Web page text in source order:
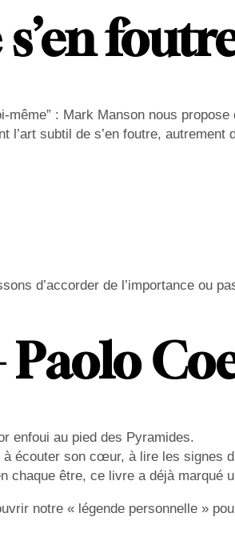
même” : Mark Manson nous
l’art subtil de s’en foutre,
d’accorder de l’importance ou
Paolo
enfoui au pied des Pyramides.
écouter son cœur, à lire les signes
chaque être, ce livre a déjà marqué
notre « légende personnelle »